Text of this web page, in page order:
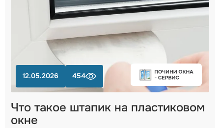
12.05.2026 454
Что такое штапик на пластиковом
окне